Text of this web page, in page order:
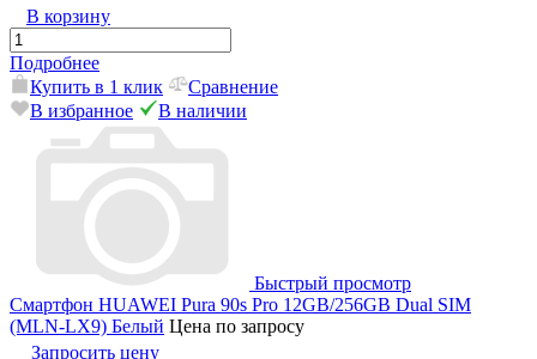
В корзину
Подробнее
Купить в 1 клик
Сравнение
В избранное
В наличии
Быстрый просмотр
Смартфон HUAWEI Pura 90s Pro 12GB/256GB Dual SIM
(MLN-LX9) Белый Цена по запросу
Запросить цену